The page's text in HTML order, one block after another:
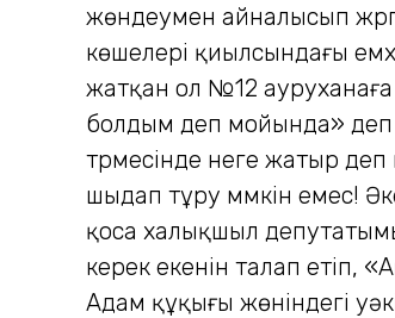
жөндеумен айналысып
көшелері қиылсындағы
жатқан ол №12 ауруханаға
болдым деп мойында» деп
түрмесінде неге жатыр
шыдап тұру мүмкін емес!
қоса халықшыл
керек екенін талап етіп,
Адам құқығы жөніндегі